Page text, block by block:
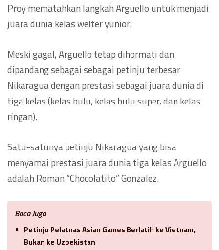
Proy mematahkan langkah Arguello untuk menjadi
juara dunia kelas welter yunior.
Meski gagal, Arguello tetap dihormati dan
dipandang sebagai sebagai petinju terbesar
Nikaragua dengan prestasi sebagai juara dunia di
tiga kelas (kelas bulu, kelas bulu super, dan kelas
ringan).
Satu-satunya petinju Nikaragua yang bisa
menyamai prestasi juara dunia tiga kelas Arguello
adalah Roman “Chocolatito” Gonzalez.
Baca Juga
Petinju Pelatnas Asian Games Berlatih ke Vietnam,
Bukan ke Uzbekistan